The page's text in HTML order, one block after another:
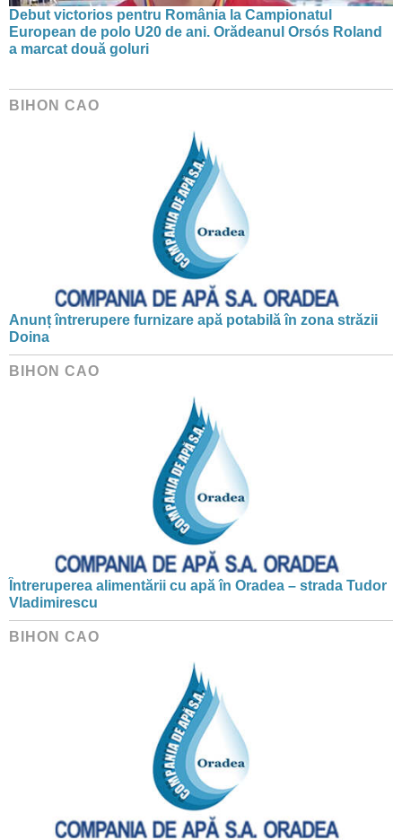
Debut victorios pentru România la Campionatul
European de polo U20 de ani. Orădeanul Orsós Roland
a marcat două goluri
BIHON CAO
Anunț întrerupere furnizare apă potabilă în zona străzii
Doina
BIHON CAO
Întreruperea alimentării cu apă în Oradea – strada Tudor
Vladimirescu
BIHON CAO